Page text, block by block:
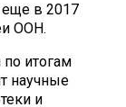
в 2017
ООН.
по итогам
научные
и